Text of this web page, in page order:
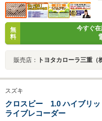
無
料
今すぐ
販売店： トヨタカローラ三重
スズキ
クロスビー 1.0 ハイブリ
ライブレコーダー